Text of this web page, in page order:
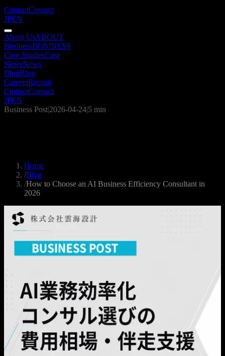
ContactContact
JPEN
About UsABOUT
BusinessBUSINESS
Case StudiesCase
NewsNews
BlogBlog
CareersRecruit
ContactContact
JPEN
Business Post|2026-04-24|5 min
Home
/Blog
/How to Choose an AI Business Efficiency Consultant in
2026